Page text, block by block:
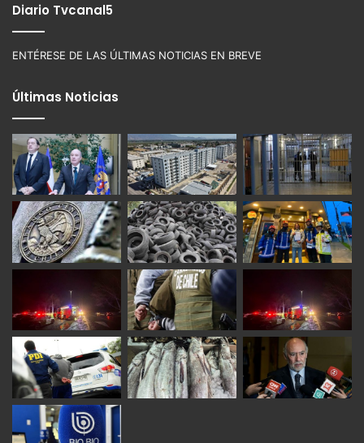
Diario Tvcanal5
ENTÉRESE DE LAS ÚLTIMAS NOTICIAS EN BREVE
Últimas Noticias